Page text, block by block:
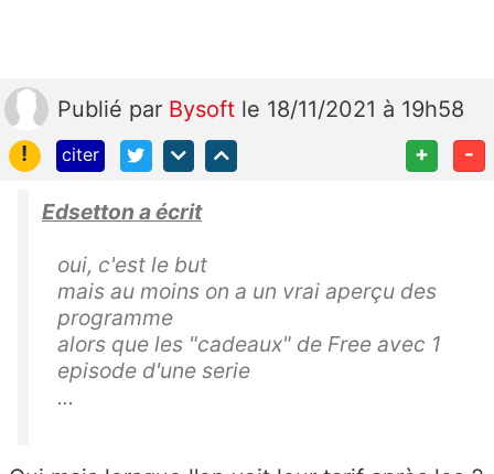
Publié par Bysoft le 18/11/2021 à 19h58
!
citer + -
Edsetton a écrit
oui, c'est le but
mais au moins on a un vrai aperçu des
programme
alors que les "cadeaux" de Free avec 1
episode d'une serie
...